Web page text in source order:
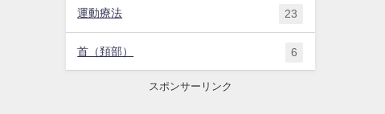
運動療法 23
首（頚部） 6
スポンサーリンク